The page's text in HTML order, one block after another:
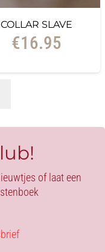
COLLAR SLAVE
€16.95
of laat een